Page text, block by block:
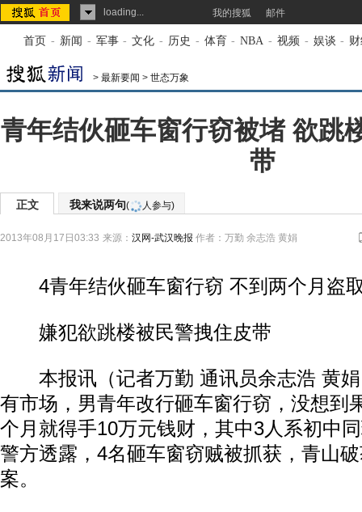
loading... 我的搜狐 邮件
首页 - 新闻 - 军事 - 文化 - 历史 - 体育 - NBA - 视频 - 娱谈 -
> 最新要闻 > 世态万象
青年结伙砸车窗行窃被堵 欲跳
带
正文 我来说两句( 人参与)
2013年08月17日03:33 来源： 汉网-武汉晚报 作者：万勤 余志浩 黄娟
4青年结伙砸车窗行窃 不到两个月盗
嫌犯欲跳楼被民警拽住皮带
本报讯（记者万勤 通讯员余志浩 黄娟
有市场，男青年改行砸车窗行窃，没想到
个月就得手10万元钱财，其中3人系初中
警方透露，4名砸车窗窃贼被抓获，青山
案。